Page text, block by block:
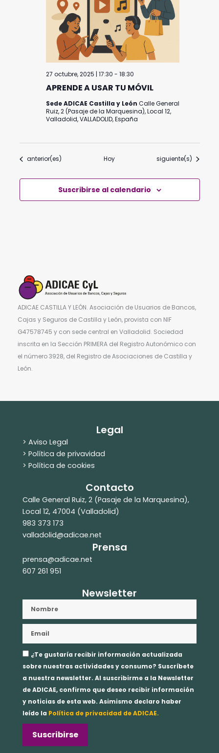
APRENDE A USAR TU MÓVIL
27 octubre, 2025 | 17:30 - 18:30
Sede ADICAE Castilla y León Calle General
Ruiz, 2 (Pasaje de la Marquesina), Local 12,
Valladolid, VALLADOLID, España
Eventos
anterior(es) Hoy Eventos
siguiente(s)
Suscribirse al calendario
ADICAE CASTILLA Y LEÓN. Asociación de Usuarios de Bancos,
Cajas y Seguros de Castilla y León, provista con NIF
G47578745 y con sede central en Valladolid. Sociedad
inscrita en la Sección PRIMERA del Registro Autonómico con
el número 3928, del Registro de Asociaciones de Castilla y
León.
Legal
> Aviso Legal
> Política de privavidad
> Política de cookies
Contacto
Calle General Ruiz, 2 (Pasaje de la Marquesina),
Local 12, 47004 (Valladolid)
983 373 173
valladolid@adicae.net
Prensa
prensa@adicae.net
607 261 951
Newsletter
Aceptación
privacidad
¿Te gustaría recibir información actualizada
sobre nuestras actividades y consumo? Suscríbete
a nuestra newsletter. Al suscribirme a la Newsletter
de ADICAE, confirmo que deseo recibir información
y noticias de esta web. Asimismo declaro haber
leído la Política de privacidad de ADICAE.
Suscribirse